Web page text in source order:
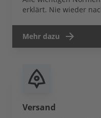
erklärt. Nie wieder
Mehr dazu
Versand